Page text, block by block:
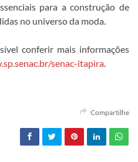
para a construção de
no universo da moda.
conferir mais informações
senac-itapira.
Compartilhe